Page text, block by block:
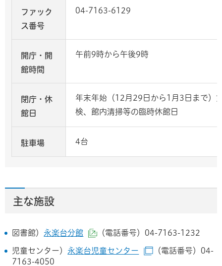
ファック
ス番号
04-7163-6129
開庁・開
館時間
午前9時から午後9時
閉庁・休
館日
年末年始（12月29日から1月3日まで）
検、館内清掃等の臨時休館日
駐車場 4台
主な施設
図書館） 永楽台分館 （外部サイトへリンク）
（電話番号）04-7163-1232
児童センター） 永楽台児童センター （別ウィンドウで
（電話番号）04-
7163-4050